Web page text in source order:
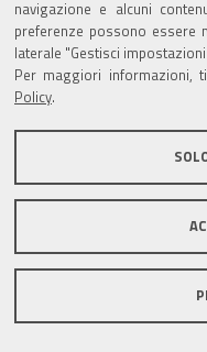
navigazione e alcuni
preferenze possono essere
laterale "Gestisci impostazioni
Per maggiori informazioni,
Policy
competente
dell'idoneità
Il datore di
competente
di plantare da
antinfortunistiche,
tener conto delle
del lavoratore")